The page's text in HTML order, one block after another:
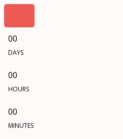
00
DAYS
00
HOURS
00
MINUTES